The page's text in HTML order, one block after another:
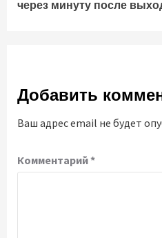
через минуту после
Добавить
Ваш адрес email не будет
Комментарий*